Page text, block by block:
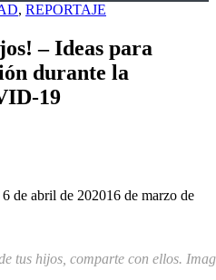
, REPORTAJE
– Ideas para
durante la
19
6 de abril de 202016 de marzo de
tus hijos, comparte con ellos.